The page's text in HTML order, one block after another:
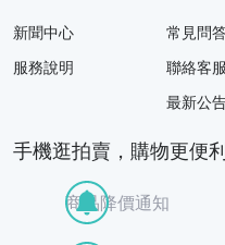
新聞中心
服務說明
常見問
聯絡客服
最新公
手機逛拍賣，購物更便
商品降價通知